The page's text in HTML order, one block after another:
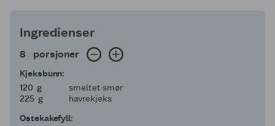
Ingredienser
8 porsjoner
8 porsjoner
Kjeksbunn:
120
120 g
smeltet smør
225
225 g
havrekjeks
Ostekakefyll: